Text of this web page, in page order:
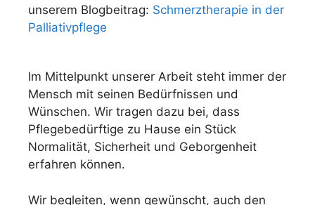
unserem Blogbeitrag: Schmerztherapie in der
Palliativpflege
Im Mittelpunkt unserer Arbeit steht immer der
Mensch mit seinen Bedürfnissen und
Wünschen. Wir tragen dazu bei, dass
Pflegebedürftige zu Hause ein Stück
Normalität, Sicherheit und Geborgenheit
erfahren können.
Wir begleiten, wenn gewünscht, auch den